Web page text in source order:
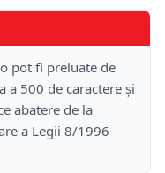
pot fi preluate de
500 de caractere și
abatere de la
a Legii 8/1996